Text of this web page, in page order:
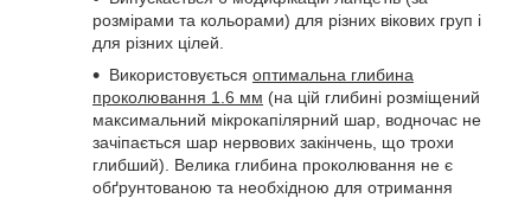
розмірами та кольорами) для різних вікових груп і
для різних цілей.
Використовується оптимальна глибина
проколювання 1.6 мм (на цій глибині розміщений
максимальний мікрокапілярний шар, водночас не
зачіпається шар нервових закінчень, що трохи
глибший). Велика глибина проколювання не є
обґрунтованою та необхідною для отримання